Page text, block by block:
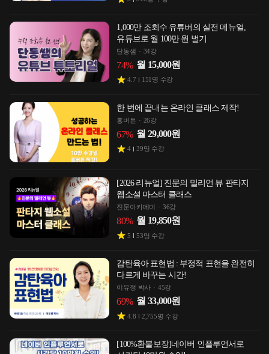
1,000만 조회수 유튜버의 실전 메뉴얼,
유튜브로 월 100만 원 벌기
단동샘 34강
74% 월 15,000원
4.7 151 명 수강
한 번에 끝내는 온라인 클래스 제작!
흥버튼 26강
67% 월 29,000원
4 39명 수강
[2026 리뉴얼] 진문의 밀리언 뷰 판타지
웹소설 마스터 클래스
진문아카데미 36강
80% 월 19,850원
5 53명 수강
감탄육아 표현법 : 부정적 표현을 완전히
다르게 바꾸는 시간!
이유정 박사 45강
69% 월 33,000원
4.8 2,755명 수강
[100%환불보장]네이버 인플루언서로